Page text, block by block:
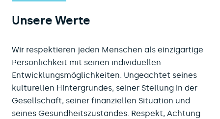
Unsere Werte
Wir respektieren jeden Menschen als einzigartige
Persönlichkeit mit seinen individuellen
Entwicklungsmöglichkeiten. Ungeachtet seines
kulturellen Hintergrundes, seiner Stellung in der
Gesellschaft, seiner finanziellen Situation und
seines Gesundheitszustandes. Respekt, Achtung